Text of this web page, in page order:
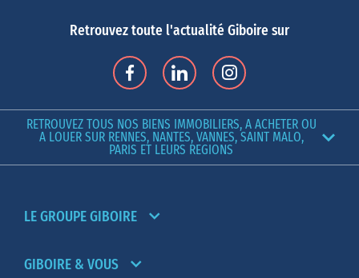
Retrouvez toute l'actualité Giboire sur
RETROUVEZ TOUS NOS BIENS IMMOBILIERS, A ACHETER OU
A LOUER SUR RENNES, NANTES, VANNES, SAINT MALO,
PARIS ET LEURS REGIONS
LE GROUPE GIBOIRE
GIBOIRE & VOUS